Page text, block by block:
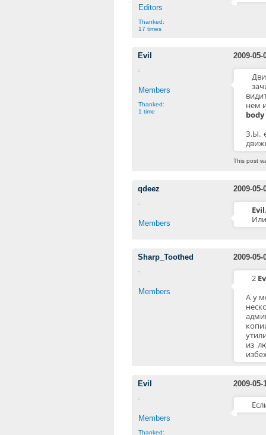
Editors
Thanked:
17 times
Evil 2009-05-
Members
Thanked:
1 time
нем
body
З.Ы.
This post
qdeez 2009-05-
Members
Evil
Sharp_Toothed 2009-05-
Members
2
А у
из
Evil 2009-05-
Members
Thanked: